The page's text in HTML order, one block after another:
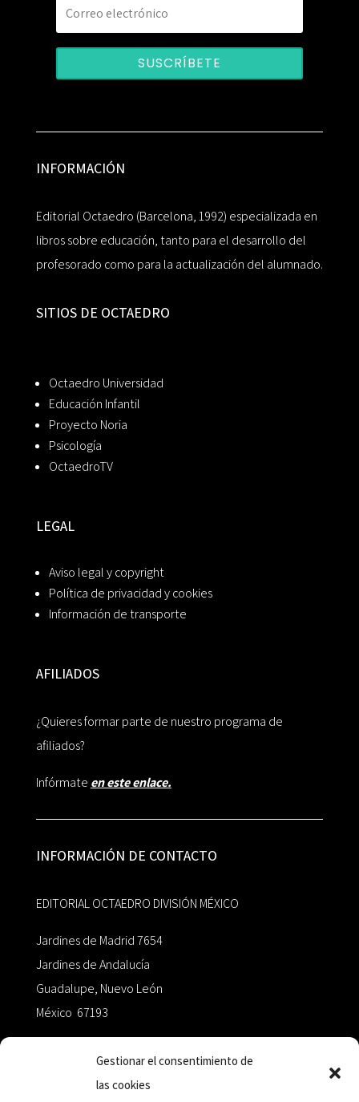
Gestionar el consentimiento de
las cookies
SUSCRÍBETE
INFORMACIÓN
Editorial Octaedro (Barcelona, 1992) especializada en
libros sobre educación, tanto para el desarrollo del
profesorado como para la actualización del alumnado.
SITIOS DE OCTAEDRO
Octaedro Universidad
Educación Infantil
Proyecto Noria
Psicología
OctaedroTV
LEGAL
Aviso legal y copyright
Política de privacidad y cookies
Información de transporte
AFILIADOS
¿Quieres formar parte de nuestro programa de
afiliados?
Infórmate en este enlace.
INFORMACIÓN DE CONTACTO
EDITORIAL OCTAEDRO DIVISIÓN MÉXICO
Jardines de Madrid 7654
Jardines de Andalucía
Guadalupe, Nuevo León
México 67193
+52 811.499.5638